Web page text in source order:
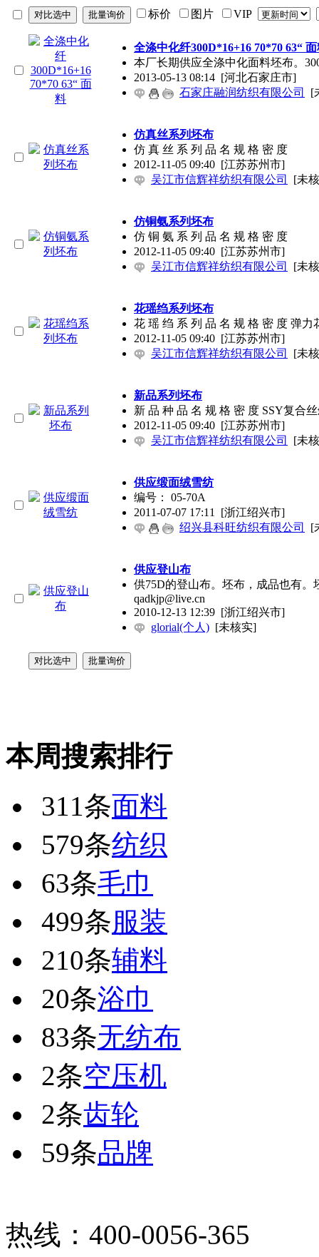
标价 图片 VIP
全涤中化纤300D*16+16 70*70 63“
本厂长期供应全涤中化面料坯布。
2013-05-13 08:14 [河北石家庄市]
石家庄融润纺织有限公司
[
仿真丝系列坯布
仿 真 丝 系 列 品 名 规 格 密 度
2012-11-05 09:40 [江苏苏州市]
吴江市信辉祥纺织有限公司
[未
仿铜氨系列坯布
仿 铜 氨 系 列 品 名 规 格 密 度
2012-11-05 09:40 [江苏苏州市]
吴江市信辉祥纺织有限公司
[未
花瑶绉系列坯布
花 瑶 绉 系 列 品 名 规 格 密 度 弹力
2012-11-05 09:40 [江苏苏州市]
吴江市信辉祥纺织有限公司
[未
新品系列坯布
新 品 种 品 名 规 格 密 度 SSY复合
2012-11-05 09:40 [江苏苏州市]
吴江市信辉祥纺织有限公司
[未
供应缎面绒雪纺
编号： 05-70A
2011-07-07 17:11 [浙江绍兴市]
绍兴县科旺纺织有限公司
[
供应登山布
供75D的登山布。坯布，成品也有。
qadkjp@live.cn
2010-12-13 12:39 [浙江绍兴市]
glorial(个人) [未核实]
本周搜索排行
311条面料
579条纺织
63条毛巾
499条服装
210条辅料
20条浴巾
83条无纺布
2条空压机
2条齿轮
59条品牌
热线：400-0056-365